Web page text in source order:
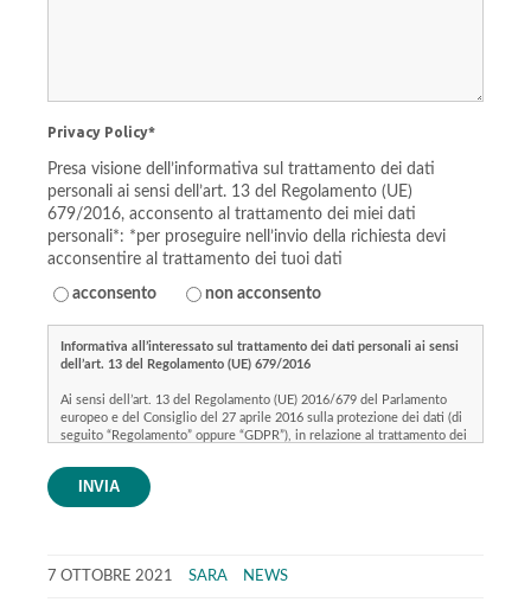
Privacy Policy*
Presa visione dell’informativa sul trattamento dei dati
personali ai sensi dell’art. 13 del Regolamento (UE)
679/2016, acconsento al trattamento dei miei dati
personali*: *per proseguire nell’invio della richiesta devi
acconsentire al trattamento dei tuoi dati
acconsento non acconsento
Informativa all’interessato sul trattamento dei dati personali ai sensi
dell’art. 13 del Regolamento (UE) 679/2016
Ai sensi dell’art. 13 del Regolamento (UE) 2016/679 del Parlamento
europeo e del Consiglio del 27 aprile 2016 sulla protezione dei dati (di
seguito “Regolamento” oppure “GDPR”), in relazione al trattamento dei
ASSICURAZIONI SAS (di seguito per brevità anche indicato come
“Titolare”), la cui identità e i dati di contatto sono sotto indicati,
Titolare del trattamento ai sensi degli artt. 4 e 24 del Regolamento e’
INVIA
7 OTTOBRE 2021 SARA NEWS